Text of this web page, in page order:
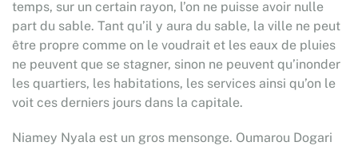
temps, sur un certain rayon, l’on ne puisse avoir nulle
part du sable. Tant qu’il y aura du sable, la ville ne peut
être propre comme on le voudrait et les eaux de pluies
ne peuvent que se stagner, sinon ne peuvent qu’inonder
les quartiers, les habitations, les services ainsi qu’on le
voit ces derniers jours dans la capitale.
Niamey Nyala est un gros mensonge. Oumarou Dogari